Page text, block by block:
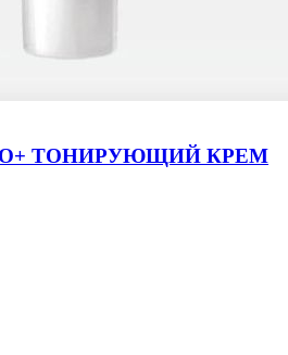
ТОНИРУЮЩИЙ КРЕМ